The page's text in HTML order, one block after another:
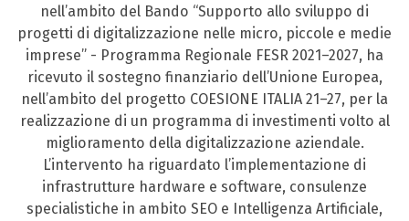
nell’ambito del Bando “Supporto allo sviluppo di
progetti di digitalizzazione nelle micro, piccole e medie
imprese” - Programma Regionale FESR 2021–2027, ha
ricevuto il sostegno finanziario dell’Unione Europea,
nell’ambito del progetto COESIONE ITALIA 21–27, per la
realizzazione di un programma di investimenti volto al
miglioramento della digitalizzazione aziendale.
L’intervento ha riguardato l’implementazione di
infrastrutture hardware e software, consulenze
specialistiche in ambito SEO e Intelligenza Artificiale,